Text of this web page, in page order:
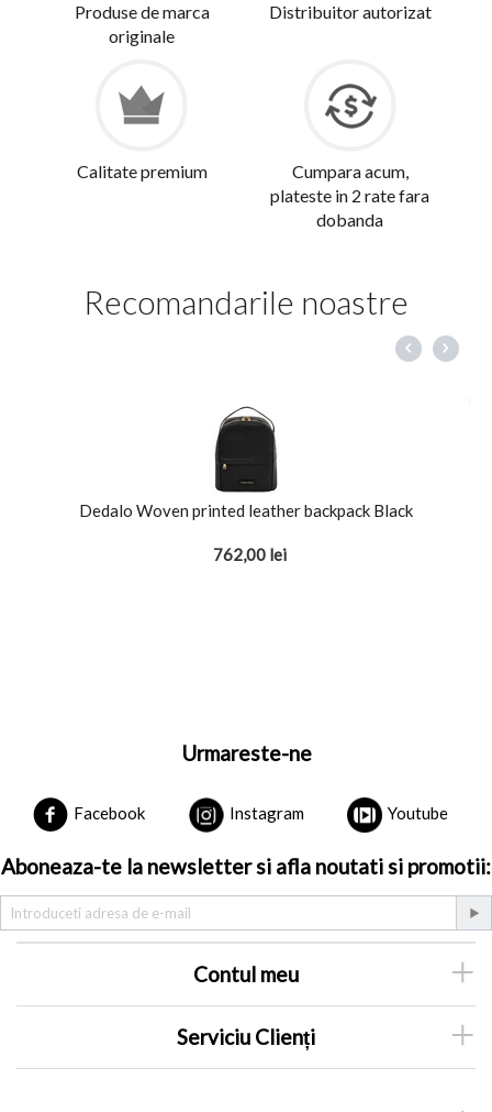
Produse de marca
originale
Distribuitor autorizat
Calitate premium
Cumpara acum,
plateste in 2 rate fara
dobanda
Recomandarile noastre
Dedalo Woven printed leather backpack Black
762,00 lei
Urmareste-ne
Facebook Instagram Youtube
Aboneaza-te la newsletter si afla noutati si promotii:
Contul meu
Serviciu Clienți